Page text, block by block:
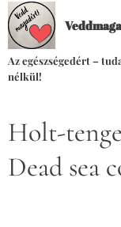
Az egészségedért –
nélkül!
Holt-
Dead sea